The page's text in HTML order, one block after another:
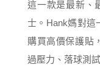
這一款是最新、
士。Hank媽對這
購買高價保護貼
過壓力、落球測